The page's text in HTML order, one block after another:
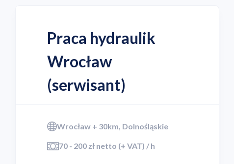
Praca hydraulik
Wrocław
(serwisant)
Wrocław + 30km, Dolnośląskie
70 - 200 zł netto (+ VAT) / h